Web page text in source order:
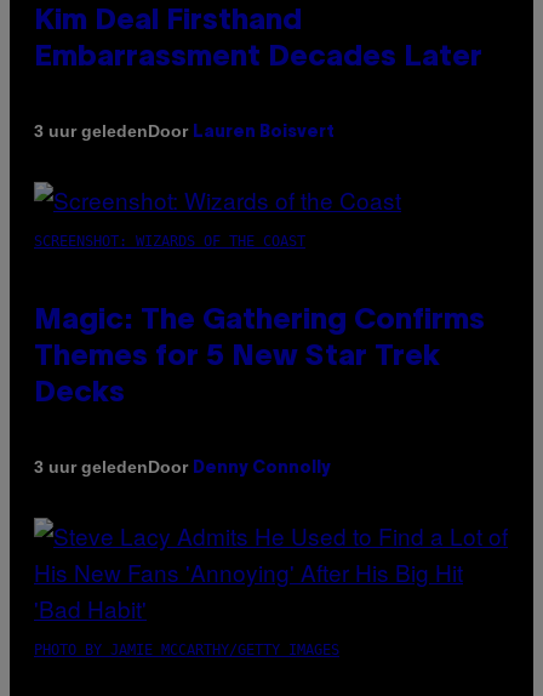
Kim Deal Firsthand
Embarrassment Decades Later
3 uur geledenDoor Lauren Boisvert
SCREENSHOT: WIZARDS OF THE COAST
Magic: The Gathering Confirms
Themes for 5 New Star Trek
Decks
3 uur geledenDoor Denny Connolly
PHOTO BY JAMIE MCCARTHY/GETTY IMAGES